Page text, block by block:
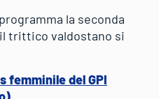
la seconda
trittico valdostano si
femminile del GPI